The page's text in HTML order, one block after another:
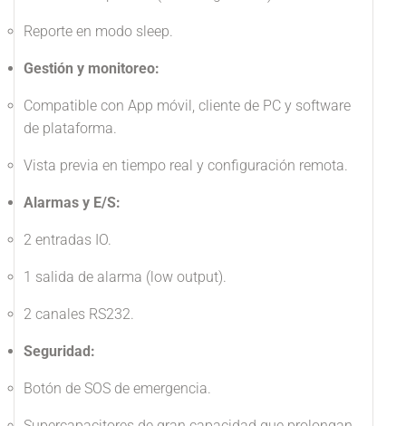
Reporte en modo sleep.
Gestión y monitoreo:
Compatible con App móvil, cliente de PC y software
de plataforma.
Vista previa en tiempo real y configuración remota.
Alarmas y E/S:
2 entradas IO.
1 salida de alarma (low output).
2 canales RS232.
Seguridad:
Botón de SOS de emergencia.